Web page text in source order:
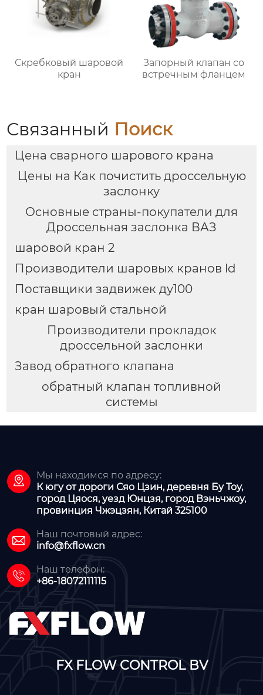
Скребковый шаровой
кран
Запорный клапан со
встречным фланцем
Связанный Поиск
Цена сварного шарового крана
Цены на Как почистить дроссельную
заслонку
Основные страны-покупатели для
Дроссельная заслонка ВАЗ
шаровой кран 2
Производители шаровых кранов ld
Поставщики задвижек ду100
кран шаровый стальной
Производители прокладок
дроссельной заслонки
Завод обратного клапана
обратный клапан топливной
системы

Мы находимся по адресу:
К югу от дороги Сяо Цзин, деревня Бу Тоу,
город Цяося, уезд Юнцзя, город Вэньчжоу,
провинция Чжэцзян, Китай 325100

Наш почтовый адрес:
info@fxflow.cn

Наш телефон:
+86-18072111115
FX FLOW CONTROL BV